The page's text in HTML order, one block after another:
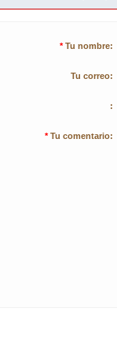
* Tu nombre:
Tu correo:
:
* Tu comentario: